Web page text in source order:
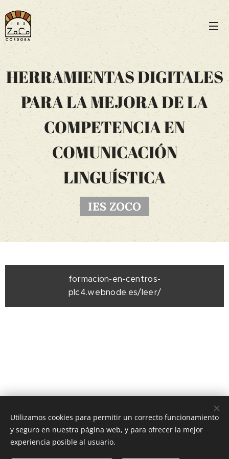
HERRAMIENTAS DIGITALES
PARA LA MEJORA DE LA
COMPETENCIA EN
COMUNICACIÓN
LINGUÍSTICA
IES ZOCO
formacion-en-centros-
plc4.webnode.es/leer/
IES ZOCO, C/ JOSÉ MARÍA MARTORELL, S/N Córdoba,
Utilizamos cookies para permitir un correcto funcionamiento
y seguro en nuestra página web, y para ofrecer la mejor
experiencia posible al usuario.